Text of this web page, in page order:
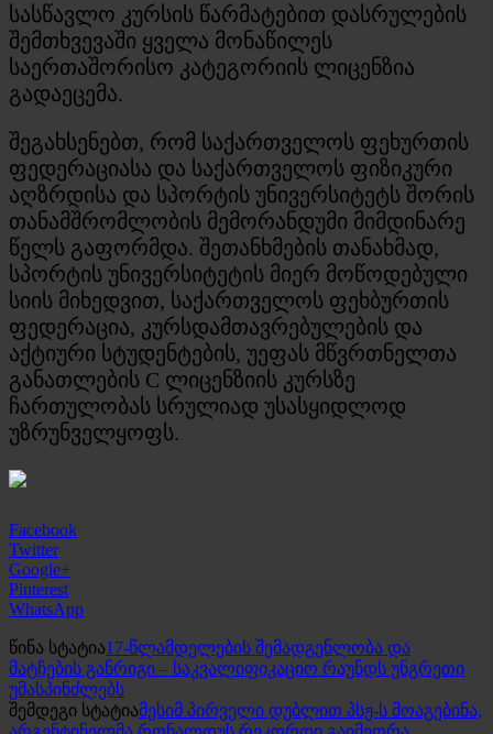
სასწავლო კურსის წარმატებით დასრულების
შემთხვევაში ყველა მონაწილეს
საერთაშორისო კატეგორიის ლიცენზია
გადაეცემა.
შეგახსენებთ, რომ საქართველოს ფეხურთის
ფედერაციასა და საქართველოს ფიზიკური
აღზრდისა და სპორტის უნივერსიტეტს შორის
თანამშრომლობის მემორანდუმი მიმდინარე
წელს გაფორმდა. შეთანხმების თანახმად,
სპორტის უნივერსიტეტის მიერ მოწოდებული
სიის მიხედვით, საქართველოს ფეხბურთის
ფედერაცია, კურსდამთავრებულების და
აქტიური სტუდენტების, უეფას მწვრთნელთა
განათლების C ლიცენზიის კურსზე
ჩართულობას სრულიად უსასყიდლოდ
უზრუნველყოფს.
Facebook
Twitter
Google+
Pinterest
WhatsApp
წინა სტატია17-წლამდელების შემადგენლობა და
მატჩების განრიგი – საკვალიფიკაციო რაუნდს უნგრეთი
უმასპინძლებს
შემდეგი სტატიამესიმ პირველი დუბლით პსჟ-ს მოაგებინა,